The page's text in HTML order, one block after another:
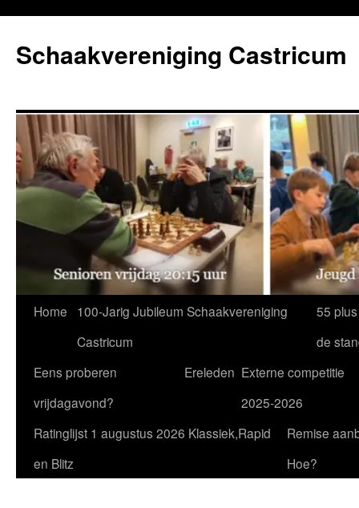
de
inhoud
Schaakvereniging Castricum
Home
100-Jarig Jubileum Schaakvereniging
Castricum
55
de
Eens proberen
vrijdagavond?
Ereleden Externe competitie
2025-2026
Ratinglijst 1 augustus 2026 Klassiek,Rapid
en Blitz
Remise
Hoe?